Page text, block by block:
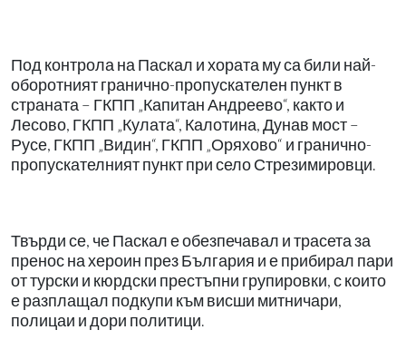
Под контрола на Паскал и хората му са били най-
оборотният гранично-пропускателен пункт в
страната – ГКПП „Капитан Андреево“, както и
Лесово, ГКПП „Кулата“, Калотина, Дунав мост –
Русе, ГКПП „Видин“, ГКПП „Оряхово“ и гранично-
пропускателният пункт при село Стрезимировци.
Твърди се, че Паскал е обезпечавал и трасета за
пренос на хероин през България и е прибирал пари
от турски и кюрдски престъпни групировки, с които
е разплащал подкупи към висши митничари,
полицаи и дори политици.